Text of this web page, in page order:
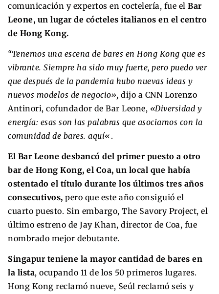
comunicación y expertos en coctelería, fue el Bar
Leone, un lugar de cócteles italianos en el centro
de Hong Kong.
“Tenemos una escena de bares en Hong Kong que es
vibrante. Siempre ha sido muy fuerte, pero puedo ver
que después de la pandemia hubo nuevas ideas y
nuevos modelos de negocio», dijo a CNN Lorenzo
Antinori, cofundador de Bar Leone, «Diversidad y
energía: esas son las palabras que asociamos con la
comunidad de bares. aquí«.
El Bar Leone desbancó del primer puesto a otro
bar de Hong Kong, el Coa, un local que había
ostentado el título durante los últimos tres años
consecutivos, pero que este año consiguió el
cuarto puesto. Sin embargo, The Savory Project, el
último estreno de Jay Khan, director de Coa, fue
nombrado mejor debutante.
Singapur teniene la mayor cantidad de bares en
la lista, ocupando 11 de los 50 primeros lugares.
Hong Kong reclamó nueve, Seúl reclamó seis y